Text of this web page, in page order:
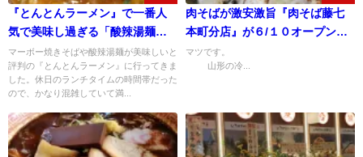
『とんとんラーメン』で一番人
気で美味し過ぎる「酸辣湯麺
（スーラータンメン）」を食べ
てみた！
マーボー焼きそばや酸辣湯麺が美味しいと
評判の『とんとんラーメン』に行ってきま
した。休日のランチタイムの時間帯だった
ので、かなり混雑していて満...
肉そばが激安激旨『肉そば藤七
本町分店』が６/１０オープンし
たので行ってみた！
マツです。
山形の冷...